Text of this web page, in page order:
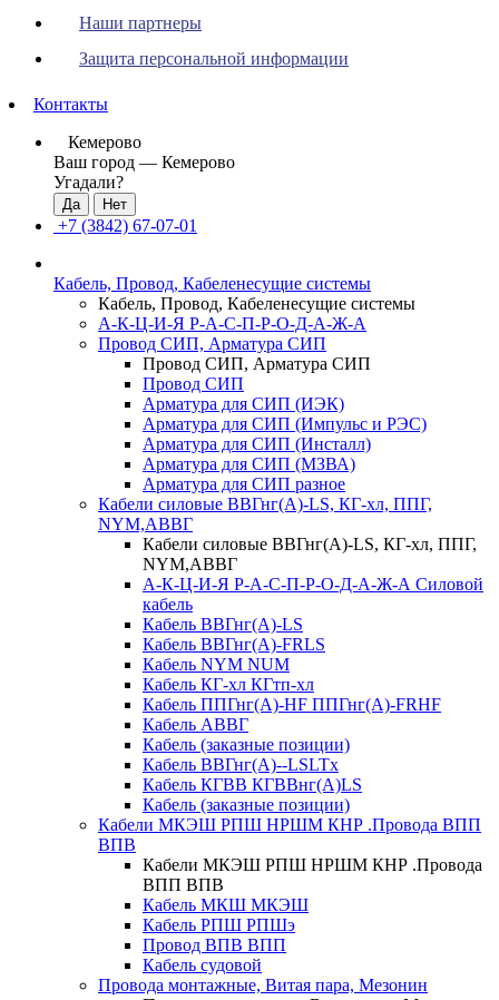
Наши партнеры
Защита персональной информации
Контакты
Кемерово
Ваш город — Кемерово
Угадали?
+7 (3842) 67-07-01
Кабель, Провод, Кабеленесущие системы
Кабель, Провод, Кабеленесущие системы
А-К-Ц-И-Я Р-А-С-П-Р-О-Д-А-Ж-А
Провод СИП, Арматура СИП
Провод СИП, Арматура СИП
Провод СИП
Арматура для СИП (ИЭК)
Арматура для СИП (Импульс и РЭС)
Арматура для СИП (Инсталл)
Арматура для СИП (МЗВА)
Арматура для СИП разное
Кабели силовые ВВГнг(А)-LS, КГ-хл, ППГ,
NYM,АВВГ
Кабели силовые ВВГнг(А)-LS, КГ-хл, ППГ,
NYM,АВВГ
А-К-Ц-И-Я Р-А-С-П-Р-О-Д-А-Ж-А Силовой
кабель
Кабель ВВГнг(А)-LS
Кабель ВВГнг(А)-FRLS
Кабель NYM NUM
Кабель КГ-хл КГтп-хл
Кабель ППГнг(А)-HF ППГнг(А)-FRHF
Кабель АВВГ
Кабель (заказные позиции)
Кабель ВВГнг(А)--LSLTx
Кабель КГВВ КГВВнг(А)LS
Кабель (заказные позиции)
Кабели МКЭШ РПШ НРШМ КНР .Провода ВПП
ВПВ
Кабели МКЭШ РПШ НРШМ КНР .Провода
ВПП ВПВ
Кабель МКШ МКЭШ
Кабель РПШ РПШэ
Провод ВПВ ВПП
Кабель судовой
Провода монтажные, Витая пара, Мезонин